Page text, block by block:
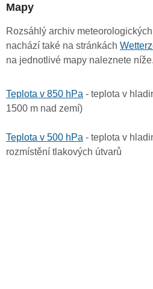
Mapy
Rozsáhlý archiv
nachází také na stránkách
na jednotlivé mapy naleznete níže.
Teplota v 850 hPa - teplota v
1500 m nad zemí)
Teplota v 500 hPa - teplota v
rozmístění tlakových útvarů